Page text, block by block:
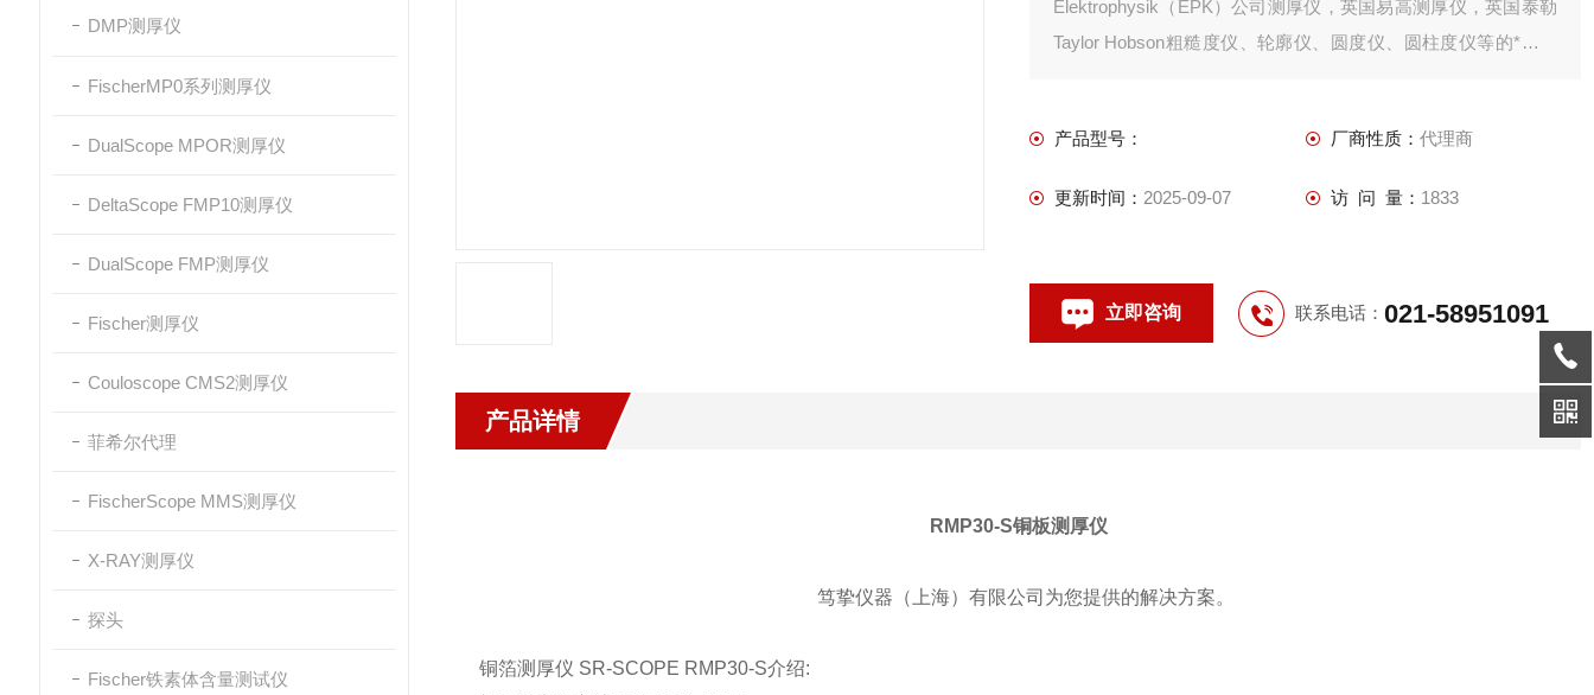
DMP测厚仪
FischerMP0系列测厚仪
DualScope MPOR测厚仪
DeltaScope FMP10测厚仪
DualScope FMP测厚仪
Fischer测厚仪
Couloscope CMS2测厚仪
菲希尔代理
FischerScope MMS测厚仪
X-RAY测厚仪
探头
Fischer铁素体含量测试仪
Elektrophysik（EPK）公司测厚仪，英国易高测厚仪，英国泰勒
Taylor Hobson粗糙度仪、轮廓仪、圆度仪、圆柱度仪等的*专业
产品型号： 厂商性质： 代理商
更新时间： 2025-09-07 访 问 量： 1833
立即咨询 联系电话： 021-58951091
产品详情
RMP30-S铜板测厚仪
笃挚仪器（上海）有限公司为您提供的解决方案。
铜箔测厚仪 SR-SCOPE RMP30-S介绍: